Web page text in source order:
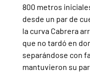
800 metros
desde un par de
la curva Cabrera
que no tardó en
separándose con
mantuvieron su